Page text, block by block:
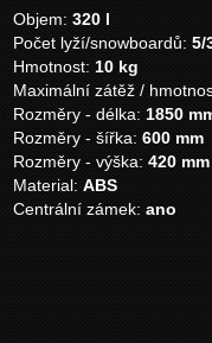
Objem: 320 l
Počet lyží/snowboardů: 5/
Hmotnost: 10 kg
Maximální zátěž /
Rozměry - délka: 1850
Rozměry - šířka: 600 mm
Rozměry - výška: 420 mm
Material: ABS
Centrální zámek: ano